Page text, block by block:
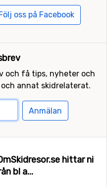
oss på Facebook
och få tips, nyheter och
annat skidrelaterat.
Anmälan
hittar ni
bl a...